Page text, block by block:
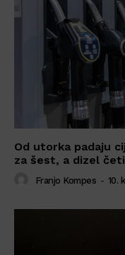
Od utorka padaju
za šest, a dizel
Franjo Kompes - 10.